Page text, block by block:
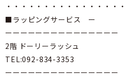
・・・・・・・・・・・・・・・・
■ラッピングサービス ー
ーーーーーーーーーーーーーーー
2階 ドーリーラッシュ
TEL:092-834-3353
ーーーーーーーーーーーーーーー